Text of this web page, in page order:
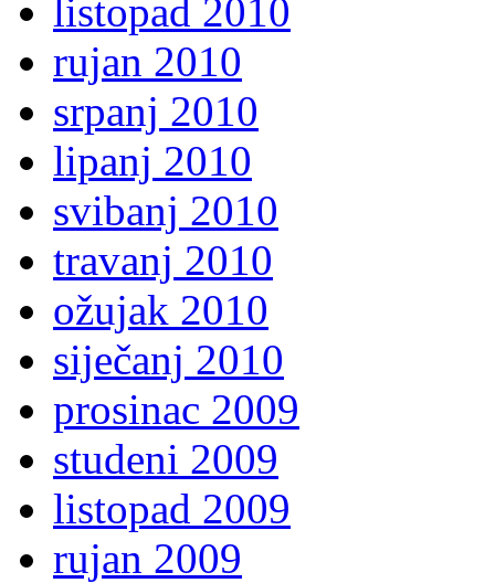
listopad 2010
rujan 2010
srpanj 2010
lipanj 2010
svibanj 2010
travanj 2010
ožujak 2010
siječanj 2010
prosinac 2009
studeni 2009
listopad 2009
rujan 2009